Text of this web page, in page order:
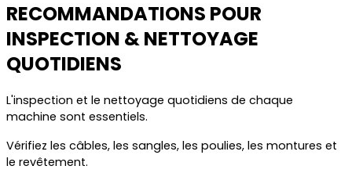
RECOMMANDATIONS POUR
INSPECTION & NETTOYAGE
QUOTIDIENS
L'inspection et le nettoyage quotidiens de chaque
machine sont essentiels.
Vérifiez les câbles, les sangles, les poulies, les montures et
le revêtement.